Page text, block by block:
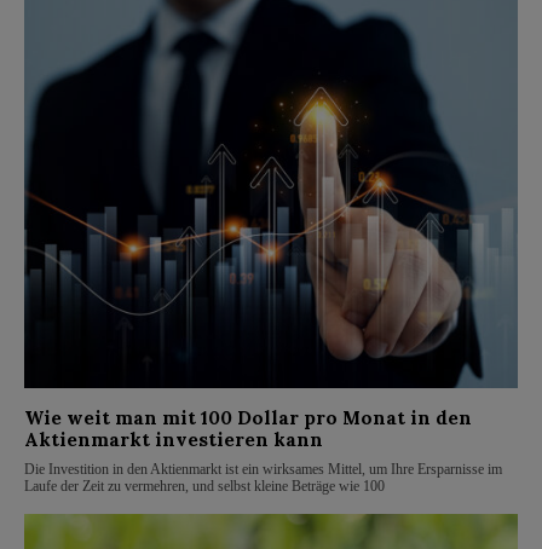
Wie weit man mit 100 Dollar pro Monat in den
Aktienmarkt investieren kann
Die Investition in den Aktienmarkt ist ein wirksames Mittel, um Ihre Ersparnisse im
Laufe der Zeit zu vermehren, und selbst kleine Beträge wie 100